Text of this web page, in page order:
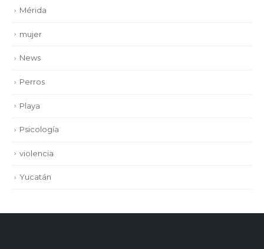
Mérida
mujer
News
Perros
Playa
Psicología
violencia
Yucatán